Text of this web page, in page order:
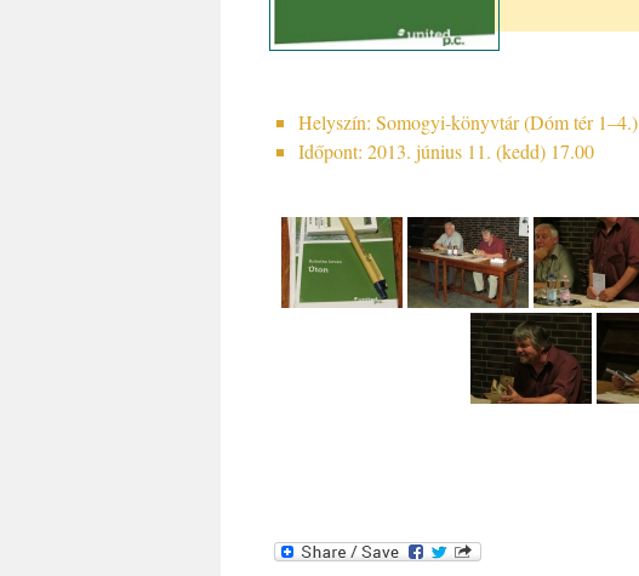
Helyszín: Somogyi-könyvtár (Dóm tér 1–4.)
Időpont: 2013. június 11. (kedd) 17.00